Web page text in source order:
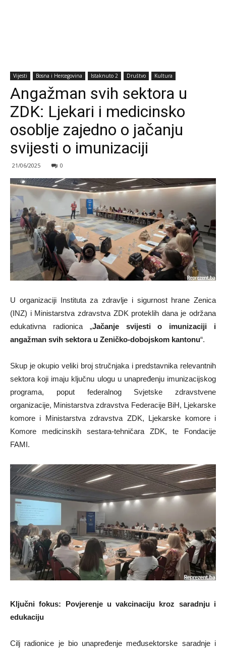
Vijesti Bosna i Hercegovina Istaknuto 2 Društvo Kultura
Angažman svih sektora u
ZDK: Ljekari i medicinsko
osoblje zajedno o jačanju
svijesti o imunizaciji
21/06/2025 0
U organizaciji Instituta za zdravlje i sigurnost hrane Zenica
(INZ) i Ministarstva zdravstva ZDK proteklih dana je održana
edukativna radionica „Jačanje svijesti o imunizaciji i
angažman svih sektora u Zeničko-dobojskom kantonu“.
Skup je okupio veliki broj stručnjaka i predstavnika relevantnih
sektora koji imaju ključnu ulogu u unapređenju imunizacijskog
programa, poput federalnog Svjetske zdravstvene
organizacije, Ministarstva zdravstva Federacije BiH, Ljekarske
komore i Ministarstva zdravstva ZDK, Ljekarske komore i
Komore medicinskih sestara-tehničara ZDK, te Fondacije
FAMI.
Ključni fokus: Povjerenje u vakcinaciju kroz saradnju i
edukaciju
Cilj radionice je bio unapređenje međusektorske saradnje i